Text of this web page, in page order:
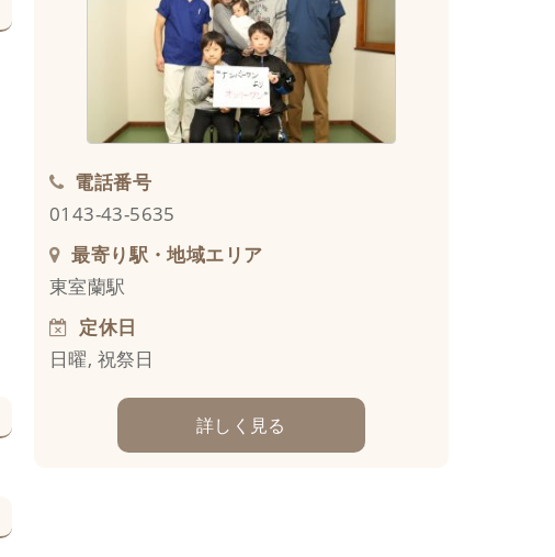
電話番号
0143-43-5635
最寄り駅・地域エリア
東室蘭駅
定休日
日曜, 祝祭日
詳しく見る